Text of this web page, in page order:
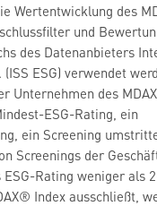
Wertentwicklung des
und
des Datenanbieters
ESG) verwendet
Unternehmen des
ESG-Rating, ein
ein Screening
Screenings der
Rating weniger als
Index ausschließt,